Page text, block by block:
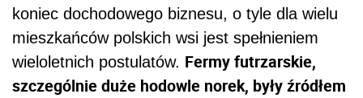
koniec dochodowego biznesu, o tyle dla wielu
mieszkańców polskich wsi jest spełnieniem
wieloletnich postulatów. Fermy futrzarskie,
szczególnie duże hodowle norek, były źródłem